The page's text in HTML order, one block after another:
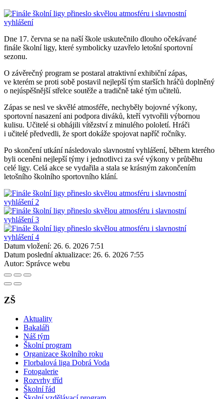
Dne 17. června se na naší škole uskutečnilo dlouho očekávané
finále školní ligy, které symbolicky uzavřelo letošní sportovní
sezonu.
O závěrečný program se postaral atraktivní exhibiční zápas,
ve kterém se proti sobě postavil nejlepší tým starších hráčů doplněný
o nejúspěšnější střelce soutěže a tradičně také tým učitelů.
Zápas se nesl ve skvělé atmosféře, nechyběly bojovné výkony,
sportovní nasazení ani podpora diváků, kteří vytvořili výbornou
kulisu. Učitelé si obhájili vítězství z minulého pololetí. Hráči
i učitelé předvedli, že sport dokáže spojovat napříč ročníky.
Po skončení utkání následovalo slavnostní vyhlášení, během kterého
byli oceněni nejlepší týmy i jednotlivci za své výkony v průběhu
celé ligy. Celá akce se vydařila a stala se krásným zakončením
letošního školního sportovního klání.
Datum vložení: 26. 6. 2026 7:51
Datum poslední aktualizace: 26. 6. 2026 7:55
Autor: Správce webu
ZŠ
Aktuality
Bakaláři
Náš tým
Školní program
Organizace školního roku
Florbalová liga Dobrá Voda
Fotogalerie
Rozvrhy tříd
Školní řád